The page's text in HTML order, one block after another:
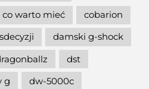
co warto mieć
cobarion
damski g-shock
dst
g
dw-5000c